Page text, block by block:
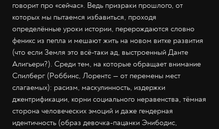
говорит про «сейчас». Ведь призраки прошлого, от
которых мы пытаемся избавиться, проходя
определённые уроки истории, перерождаются словно
феникс из пепла и мешают жить на новом витке развития
(что если Земля это всё-таки ад, выстроенный Данте
Алигьери?). Среди тем, на которые обращает внимание
Спилберг (Роббинс, Лорентс — от перемены мест
слагаемых): расизм, маскулинность, издержки
джентрификации, корни социального неравенства, тёмная
сторона человеческих эмоций и даже гендерная
идентичность (образ девочка-пацанки Энибодис,